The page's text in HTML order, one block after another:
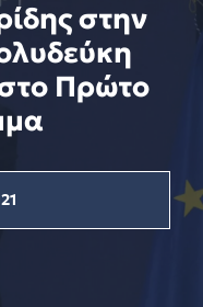
στην
Πρώτο